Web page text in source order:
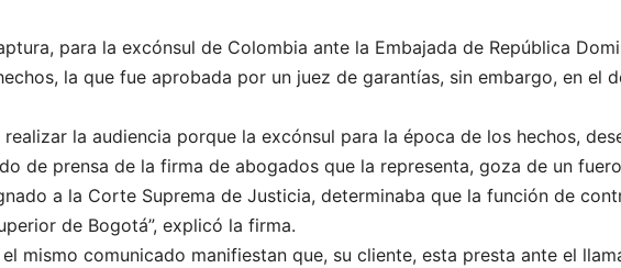
para la excónsul de Colombia ante la Embajada de República
la que fue aprobada por un juez de garantías, sin embargo, en el
la audiencia porque la excónsul para la época de los hechos,
de prensa de la firma de abogados que la representa, goza de un
a la Corte Suprema de Justicia, determinaba que la función de
de Bogotá”, explicó la firma.
mismo comunicado manifiestan que, su cliente, esta presta ante el